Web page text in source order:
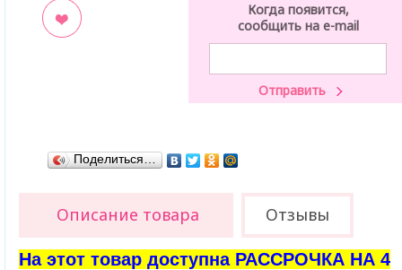
Когда появится,
сообщить на e-mail
Поделиться…
Описание товара Отзывы
На этот товар доступна РАССРОЧКА НА 4